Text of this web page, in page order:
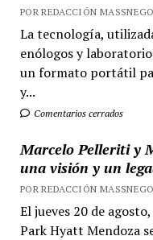
POR REDACCIÓN
La tecnología,
enólogos y
un formato portátil
y...
Comentarios cerrados
Marcelo Pelleriti y
una visión y un
POR REDACCIÓN
El jueves 20 de
Park Hyatt Mendoza